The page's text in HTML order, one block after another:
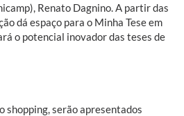
Renato Dagnino. A partir das
dá espaço para o Minha Tese em
o potencial inovador das teses de
shopping, serão apresentados